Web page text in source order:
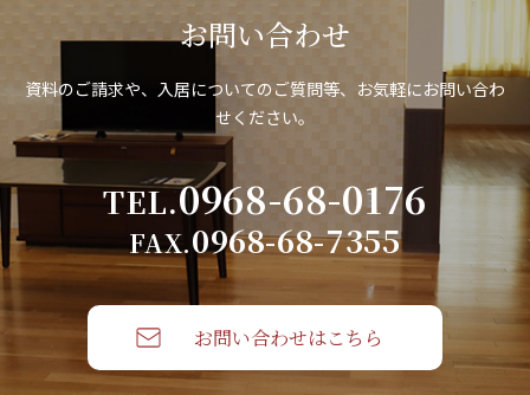
お問い合わせ
資料のご請求や、入居についてのご質問等、お気軽にお問い合わ
せください。
TEL.0968-68-0176
FAX.0968-68-7355
お問い合わせはこちら